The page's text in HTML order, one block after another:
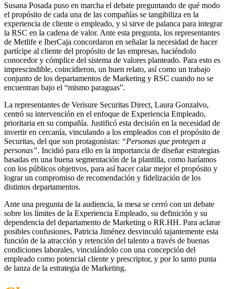
Susana Posada puso en marcha el debate preguntando de qué modo
el propósito de cada una de las compañías se tangibiliza en la
experiencia de cliente o empleado, y si sirve de palanca para integrar
la RSC en la cadena de valor. Ante esta pregunta, los representantes
de Metlife e IberCaja concordaron en señalar la necesidad de hacer
partícipe al cliente del propósito de las empresas, haciéndolo
conocedor y cómplice del sistema de valores planteado. Para esto es
imprescindible, coincidieron, un buen relato, así como un trabajo
conjunto de los departamentos de Marketing y RSC cuando no se
encuentran bajo el “mismo paraguas”.
La representantes de Verisure Securitas Direct, Laura Gonzalvo,
centró su intervención en el enfoque de Experiencia Empleado,
prioritaria en su compañía. Justificó esta decisión en la necesidad de
invertir en cercanía, vinculando a los empleados con el propósito de
Securitas, del que son protagonistas: “Personas que protegen a
personas”. Incidió para ello en la importancia de diseñar estrategias
basadas en una buena segmentación de la plantilla, como haríamos
con los públicos objetivos, para así hacer calar mejor el propósito y
lograr un compromiso de recomendación y fidelización de los
distintos departamentos.
Ante una pregunta de la audiencia, la mesa se cerró con un debate
sobre los límites de la Experiencia Empleado, su definición y su
dependencia del departamento de Marketing o RR.HH. Para aclarar
posibles confusiones, Patricia Jiménez desvinculó tajantemente esta
función de la atracción y retención del talento a través de buenas
condiciones laborales, vinculándolo con una concepción del
empleado como potencial cliente y prescriptor, y por lo tanto punta
de lanza de la estrategia de Marketing.